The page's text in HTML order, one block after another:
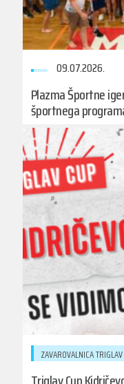
09.07.2026.
Plazma Športne
športnega
ZAVAROVALNICA